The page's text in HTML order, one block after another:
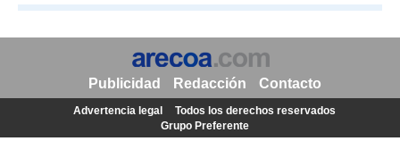
Publicidad Redacción Contacto
Advertencia legal
Todos los derechos reservados
Grupo Preferente